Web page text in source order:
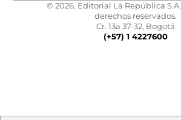
© 2026, Editorial La República
derechos reservados.
Cr. 13a 37-32, Bogotá
(+57) 1 4227600